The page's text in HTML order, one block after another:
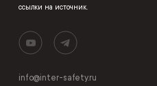
ссылки на источник.
info@inter-safety.ru